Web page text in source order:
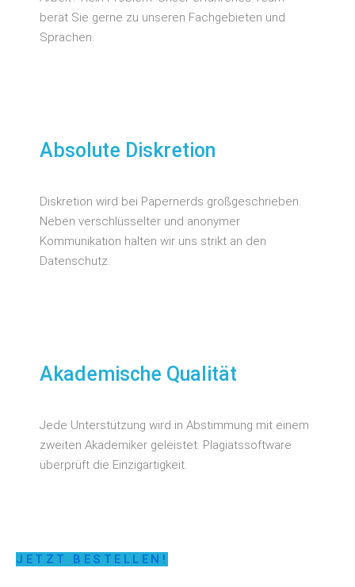
berät Sie gerne zu unseren Fachgebieten und
Sprachen.
Absolute Diskretion
Diskretion wird bei Papernerds großgeschrieben.
Neben verschlüsselter und anonymer
Kommunikation halten wir uns strikt an den
Datenschutz.
Akademische Qualität
Jede Unterstützung wird in Abstimmung mit einem
zweiten Akademiker geleistet. Plagiatssoftware
überprüft die Einzigartigkeit.
JETZT BESTELLEN!